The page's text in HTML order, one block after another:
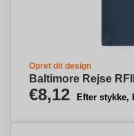
Opret dit design
Baltimore Rejse
€8,12 Efter stykke,